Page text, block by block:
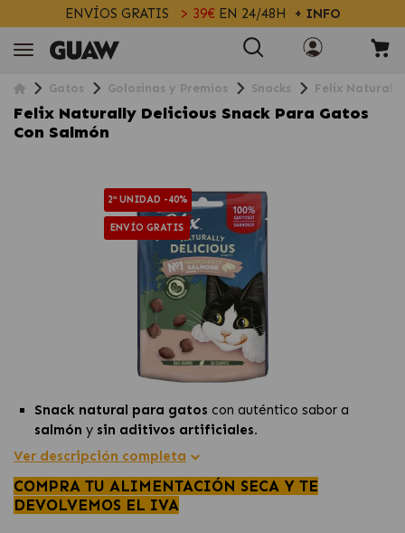
ENVÍOS GRATIS > 39€EN 24/48H + INFO
Gatos Golosinas y Premios Snacks Felix Naturally
Felix Naturally Delicious Snack Para Gatos
Con Salmón
2ª UNIDAD -40%
ENVÍO GRATIS
Snack natural para gatos con auténtico sabor a
salmón ysin aditivos artificiales.
Textura tierna y fácil de masticar,
de todas las edades.
Enriquecidos convitaminas y mineralespara una
nutrición equilibrada.
Ver descripción completa
COMPRA TU ALIMENTACIÓN SECA Y TE
DEVOLVEMOS EL IVA